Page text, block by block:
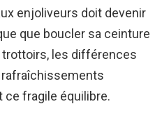
enjoliveurs doit devenir
que boucler sa ceinture
les différences
rafraîchissements
fragile équilibre.